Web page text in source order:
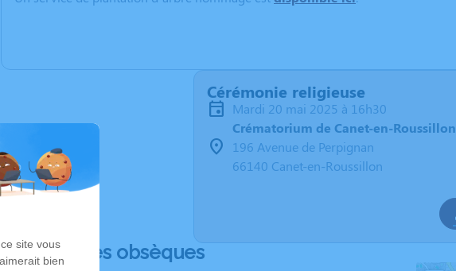
Cérémonie religieuse
mardi 20 mai 2025 à 16h30
Crématorium de Canet-en-Roussillon
196 Avenue de Perpignan
66140 Canet-en-Roussillon
Déroulé des obsèques